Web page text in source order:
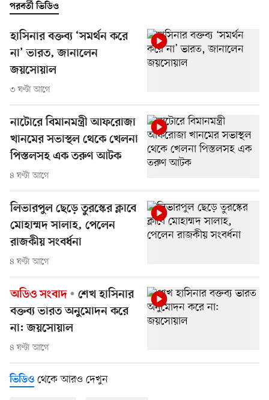
পরবর্তী ভিডিও
হাসিনার বক্তব্য ‘সমর্থন করে
না’ ভারত, জানালেন
জয়সোয়াল
৩ ঘণ্টা আগে
নাটোরে বিমানমন্ত্রী আফরোজা
খানমের সভাস্থল থেকে খেলনা
পিস্তলসহ এক তরুণ আটক
৪ ঘণ্টা আগে
লিভারপুল ছেড়ে তুরস্কের ক্লাবে
মোহাম্মদ সালাহ, পেলেন
রাজকীয় সংবর্ধনা
৪ ঘণ্টা আগে
অডিও সংবাদ
শেখ হাসিনার
বক্তব্য ভারত অনুমোদন করে
না: জয়সোয়াল
৪ ঘণ্টা আগে
ভিডিও থেকে আরও দেখুন